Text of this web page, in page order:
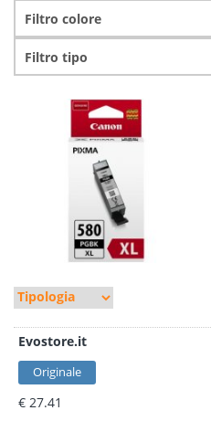
Evostore.it
Originale
€ 27.41